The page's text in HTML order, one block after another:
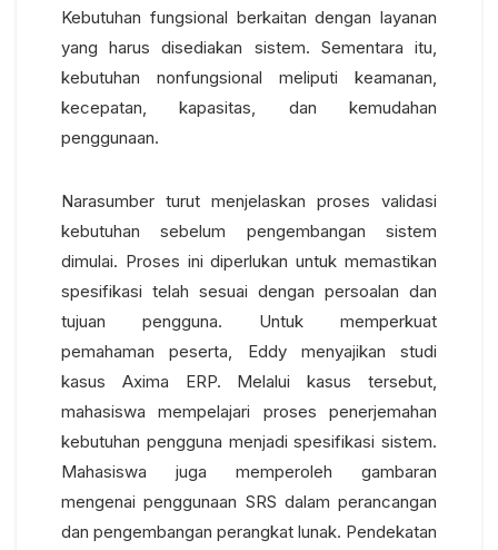
Kebutuhan fungsional berkaitan dengan layanan
yang harus disediakan sistem. Sementara itu,
kebutuhan nonfungsional meliputi keamanan,
kecepatan, kapasitas, dan kemudahan
penggunaan.
Narasumber turut menjelaskan proses validasi
kebutuhan sebelum pengembangan sistem
dimulai. Proses ini diperlukan untuk memastikan
spesifikasi telah sesuai dengan persoalan dan
tujuan pengguna. Untuk memperkuat
pemahaman peserta, Eddy menyajikan studi
kasus Axima ERP. Melalui kasus tersebut,
mahasiswa mempelajari proses penerjemahan
kebutuhan pengguna menjadi spesifikasi sistem.
Mahasiswa juga memperoleh gambaran
mengenai penggunaan SRS dalam perancangan
dan pengembangan perangkat lunak. Pendekatan